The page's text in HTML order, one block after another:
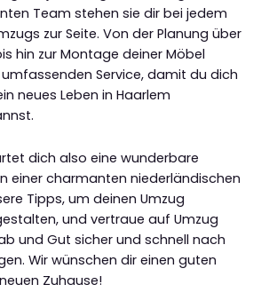
Team stehen sie dir bei jedem
zur Seite. Von der Planung über
hin zur Montage deiner Möbel
Service, damit du dich
neues Leben in Haarlem
dich also eine wunderbare
einer charmanten niederländischen
Tipps, um deinen Umzug
und vertraue auf Umzug
und Gut sicher und schnell nach
Wir wünschen dir einen guten
Zuhause!